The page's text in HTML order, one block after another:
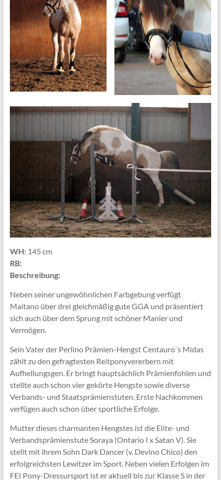
WH:145 cm
RB:
Beschreibung:
Neben seiner ungewöhnlichen Farbgebung verfügt
Maitano über drei gleichmäßig gute GGA und präsentiert
sich auch über dem Sprung mit schöner Manier und
Vermögen.
Sein Vater der Perlino Prämien-Hengst Centauro`s Midas
zählt zu den gefragtesten Reitponyvererbern mit
Aufhellungsgen. Er bringt hauptsächlich Prämienfohlen und
stellte auch schon vier gekörte Hengste sowie diverse
Verbands- und Staatsprämienstuten. Erste Nachkommen
verfügen auch schon über sportliche Erfolge.
Mutter dieses charmanten Hengstes ist die Elite- und
Verbandsprämienstute Soraya (Ontario I x Satan V). Sie
stellt mit ihrem Sohn Dark Dancer (v. Devino Chico) den
erfolgreichsten Lewitzer im Sport. Neben vielen Erfolgen im
FEI Pony-Dressursport ist er aktuell bis zur Klasse S in der